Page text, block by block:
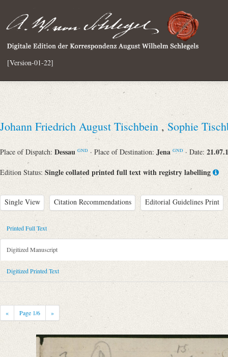
[Version-01-22]
Johann Friedrich August Tischbein ,Sophie
Place of Dispatch: Dessau GND · Place of Destination: Jena GND · Date:
Edition Status: Single collated printed full text with registry labelling
Single View Citation Recommendations Editorial Guidelines Print
Metadata Concerning Header
Sender: Johann Friedrich August Tischbein, Sophie Tischbein
Recipient: August Wilhelm von Schlegel
Place of Dispatch: Dessau
Place of Destination: Jena
Notations: Empfangsort erschlossen.
Printed Text
Bibliography: Fiebiger, Otto: Johann Friedrich August Tischbein
Schlegel. In: Die Grenzboten. Zeitschrift für Politik, Literatur und
Printed Full Text
Digitized Manuscript
Digitized Printed Text
« Page 1/6 »